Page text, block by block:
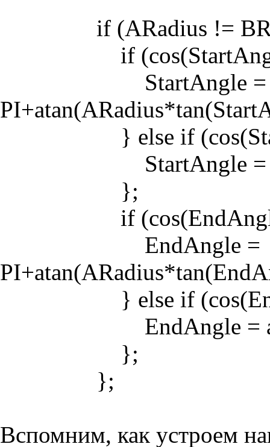
if (ARadius !=
if
StartAngle =
} else if
StartAngle =
};
if
EndAngle =
} else if
EndAngle =
};
};
Вспомним, как устроем